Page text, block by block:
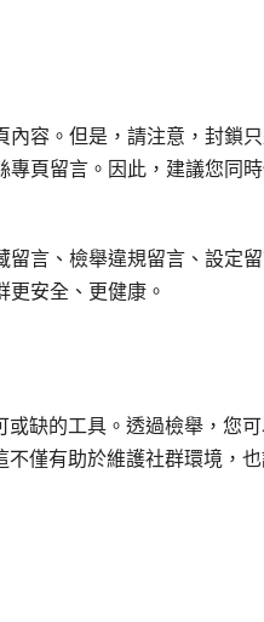
內容。但是，請注意，封鎖
專頁留言。因此，建議您同
留言、檢舉違規留言、設定
安全、更健康。
缺的工具。透過檢舉，您可
不僅有助於維護社群環境，